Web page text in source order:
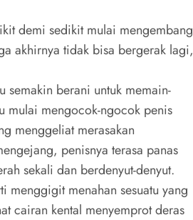
demi sedikit mulai mengembang
akhirnya tidak bisa bergerak lagi,
semakin berani untuk memain-
mulai mengocok-ngocok penis
menggeliat merasakan
penisnya terasa panas
sekali dan berdenyut-denyut.
menggigit menahan sesuatu yang
cairan kental menyemprot deras